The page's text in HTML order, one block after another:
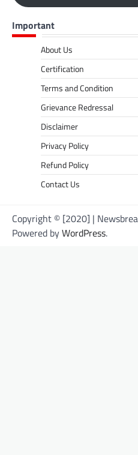
Important
About Us
Certification
Terms and Condition
Grievance Redressal
Disclaimer
Privacy Policy
Refund Policy
Contact Us
Copyright © [2020] |
Powered byWordPress.